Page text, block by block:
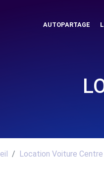
AUTOPARTAGE
Location Voiture